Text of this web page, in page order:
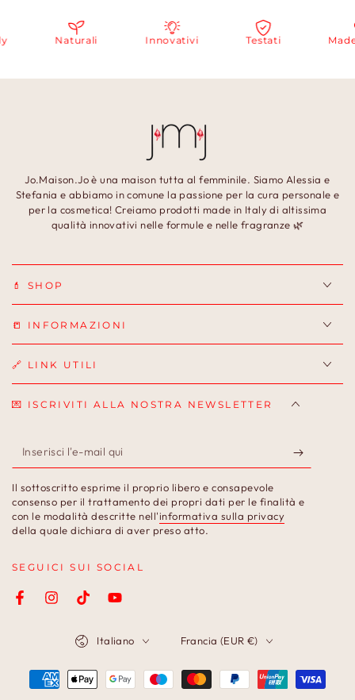
Naturali Innovativi Testati Made
Jo.Maison.Jo è una maison tutta al femminile. Siamo Alessia e
Stefania e abbiamo in comune la passione per la cura personale e
per la cosmetica! Creiamo prodotti made in Italy di altissima
qualità innovativi nelle formule e nelle fragranze 🌿
💄 SHOP
📒 INFORMAZIONI
🔗 LINK UTILI
💌 ISCRIVITI ALLA NOSTRA NEWSLETTER
Inserisci
l'e-
mail
qui
Il sottoscritto esprime il proprio libero e consapevole
consenso per il trattamento dei propri dati per le finalità e
con le modalità descritte nell'informativa sulla privacy
della quale dichiara di aver preso atto.
SEGUICI SUI SOCIAL
FacebookInstagramTikTokYouTube
Italiano
geografica
Francia (EUR €)
Modalità